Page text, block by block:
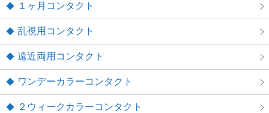
１ヶ月コンタクト
乱視用コンタクト
遠近両用コンタクト
ワンデーカラーコンタクト
２ウィークカラーコンタクト